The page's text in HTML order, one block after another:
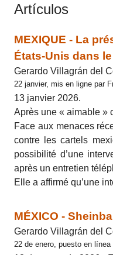
Artículos
MEXIQUE - La
États-Unis dans
Gerardo Villagrán del
22 janvier, mis en ligne par
13 janvier 2026.
Après une « aimable »
Face aux menaces
contre les cartels
possibilité d’une
après un entretien
Elle a affirmé qu’une
MÉXICO -
Gerardo Villagrán del
22 de enero, puesto en línea